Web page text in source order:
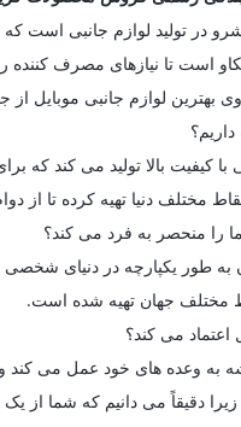
است تا نیازهای مصرف کننده
بهترین لوازم جانبی موبایل
با کیفیت بالا تولید می کند
نقاط مختلف دنیا تهیه کرده تا
را منحصر به فرد می کند؟
طور یکپارچه در دنیای شخصی
مختلف جهان تهیه شده است.
اعتماد می کند؟
به وعده های خود عمل می کند
دقیقاً می دانیم که شما از